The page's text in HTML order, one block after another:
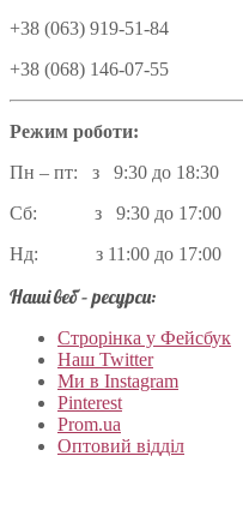
+38 (063) 919-51-84
+38 (068) 146-07-55
Режим роботи:
Пн – пт: з 9:30 до 18:30
Сб: з 9:30 до 17:00
Нд: з 11:00 до 17:00
Наші веб – ресурси:
Строрінка у Фейсбук
Наш Twitter
Ми в Instagram
Pinterest
Prom.ua
Оптовий відділ